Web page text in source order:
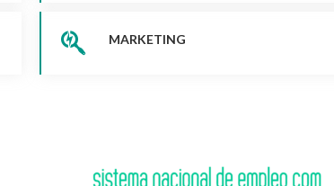
MARKETING